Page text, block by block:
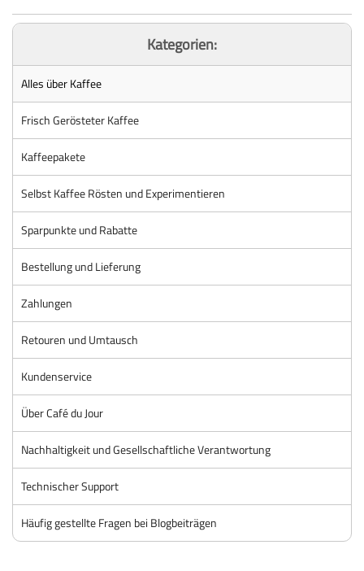
Kategorien:
Alles über Kaffee
Frisch Gerösteter Kaffee
Kaffeepakete
Selbst Kaffee Rösten und Experimentieren
Sparpunkte und Rabatte
Bestellung und Lieferung
Zahlungen
Retouren und Umtausch
Kundenservice
Über Café du Jour
Nachhaltigkeit und Gesellschaftliche Verantwortung
Technischer Support
Häufig gestellte Fragen bei Blogbeiträgen